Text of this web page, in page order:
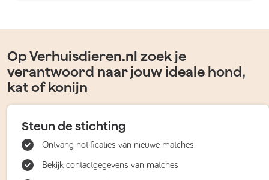
Op Verhuisdieren.nl zoek je
verantwoord naar jouw ideale hond,
kat of konijn
Steun de stichting
Ontvang notificaties van nieuwe matches
Bekijk contactgegevens van matches